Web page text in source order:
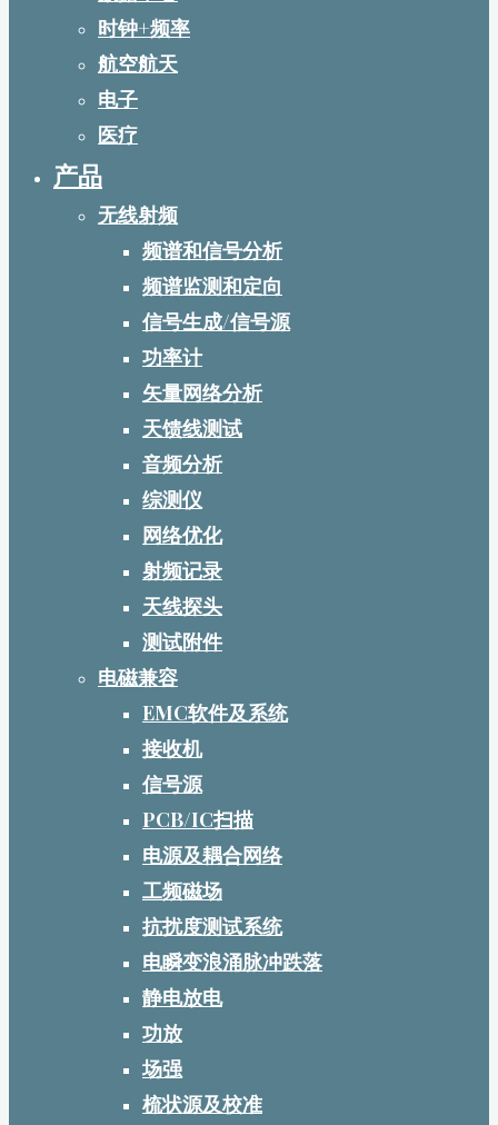
时钟+频率
航空航天
电子
医疗
产品
无线射频
频谱和信号分析
频谱监测和定向
信号生成/信号源
功率计
矢量网络分析
天馈线测试
音频分析
综测仪
网络优化
射频记录
天线探头
测试附件
电磁兼容
EMC软件及系统
接收机
信号源
PCB/IC扫描
电源及耦合网络
工频磁场
抗扰度测试系统
电瞬变浪涌脉冲跌落
静电放电
功放
场强
梳状源及校准